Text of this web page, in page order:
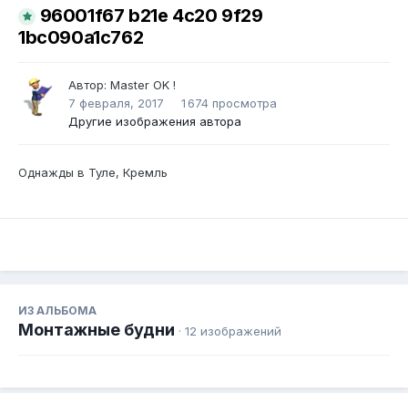
96001f67 b21e 4c20 9f29
1bc090a1c762
Автор: Master OK !
7 февраля, 2017
1 674 просмотра
Другие изображения автора
Однажды в Туле, Кремль
ИЗ АЛЬБОМА
Монтажные будни · 12 изображений